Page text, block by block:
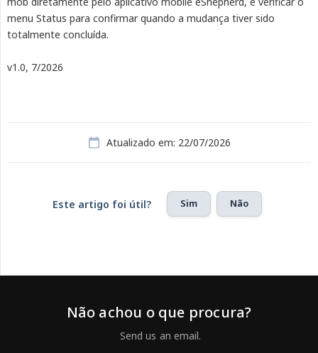
menu Status para confirmar quando a mudança tiver sido
totalmente concluída.
v1.0, 7/2026
Atualizado em: 22/07/2026
Este artigo foi útil? Sim Não
Não achou o que procura?